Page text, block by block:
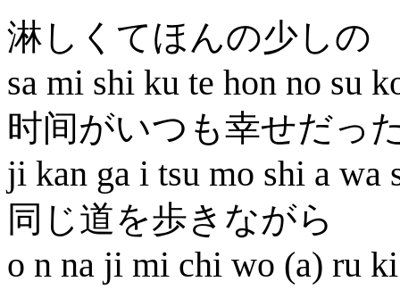
淋しくてほんの少しの
sa mi shi ku te hon no su
时间がいつも幸せだっ
ji kan ga i tsu mo shi a wa
同じ道を歩きながら
o n na ji mi chi wo (a) ru